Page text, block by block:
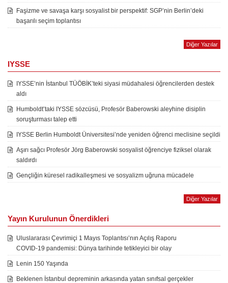
Faşizme ve savaşa karşı sosyalist bir perspektif: SGP’nin Berlin’deki
başarılı seçim toplantısı
Diğer Yazılar
IYSSE
IYSSE’nin İstanbul TÜÖBİK’teki siyasi müdahalesi öğrencilerden destek
aldı
Humboldt’taki IYSSE sözcüsü, Profesör Baberowski aleyhine disiplin
soruşturması talep etti
IYSSE Berlin Humboldt Üniversitesi’nde yeniden öğrenci meclisine seçildi
Aşırı sağcı Profesör Jörg Baberowski sosyalist öğrenciye fiziksel olarak
saldırdı
Gençliğin küresel radikalleşmesi ve sosyalizm uğruna mücadele
Diğer Yazılar
Yayın Kurulunun Önerdikleri
Uluslararası Çevrimiçi 1 Mayıs Toplantısı’nın Açılış Raporu
COVID-19 pandemisi: Dünya tarihinde tetikleyici bir olay
Lenin 150 Yaşında
Beklenen İstanbul depreminin arkasında yatan sınıfsal gerçekler